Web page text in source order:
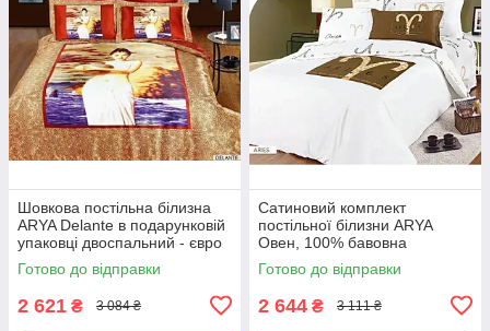
Шовкова постільна білизна
ARYA Delante в подарунковій
упаковці двоспальний - євро
Готово до відправки
2 621 ₴ 3 084 ₴
Сатиновий комплект
постільної білизни ARYA
Овен, 100% бавовна
полуторний
Готово до відправки
2 644 ₴ 3 111 ₴